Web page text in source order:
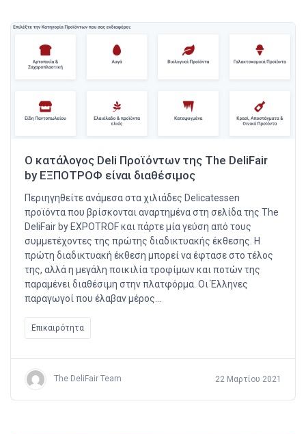
Ο κατάλογος Deli Προϊόντων της The DeliFair
by ΕΞΠΟΤΡΟΦ είναι διαθέσιμος
Περιηγηθείτε ανάμεσα στα χιλιάδες Delicatessen
προϊόντα που βρίσκονται αναρτημένα στη σελίδα της The
DeliFair by EXPOTROF και πάρτε μία γεύση από τους
συμμετέχοντες της πρώτης διαδικτυακής έκθεσης. Η
πρώτη διαδικτυακή έκθεση μπορεί να έφτασε στο τέλος
της, αλλά η μεγάλη ποικιλία τροφίμων και ποτών της
παραμένει διαθέσιμη στην πλατφόρμα. Οι Έλληνες
παραγωγοί που έλαβαν μέρος…
Επικαιρότητα
The DeliFair Team 22 Μαρτίου 2021